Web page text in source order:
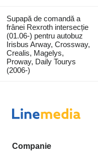
Supapă de comandă a
frânei Rexroth intersecție
(01.06-) pentru autobuz
Irisbus Arway, Crossway,
Crealis, Magelys,
Proway, Daily Tourys
(2006-)
Companie